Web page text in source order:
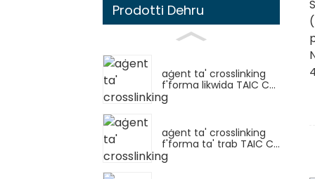
Prodotti Dehru
aġent ta' crosslinking
f'forma likwida TAIC C...
aġent ta' crosslinking
f'forma ta' trab TAIC C...